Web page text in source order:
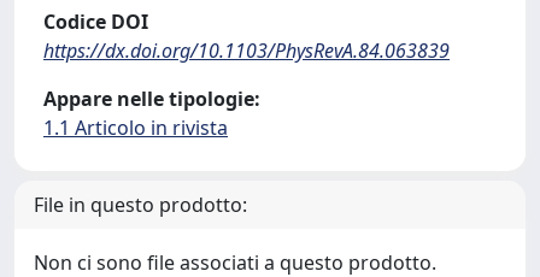
Codice DOI
https://dx.doi.org/10.1103/PhysRevA.84.063839
Appare nelle tipologie:
1.1 Articolo in rivista
File in questo prodotto:
Non ci sono file associati a questo prodotto.